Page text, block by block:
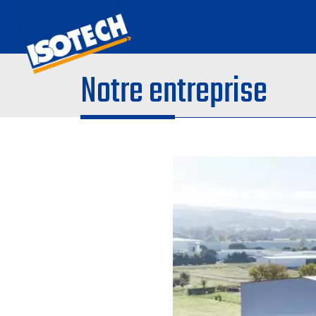
Notre entreprise